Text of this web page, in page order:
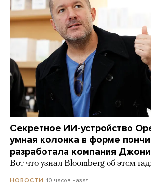
Секретное ИИ-устройство
умная колонка в форме
разработала компания
Вот что узнал Bloomberg об этом
НОВОСТИ 10 часов назад